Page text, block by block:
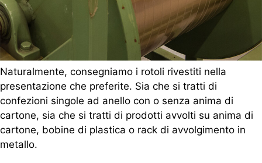
Naturalmente, consegniamo i rotoli rivestiti nella
presentazione che preferite. Sia che si tratti di
confezioni singole ad anello con o senza anima di
cartone, sia che si tratti di prodotti avvolti su anima di
cartone, bobine di plastica o rack di avvolgimento in
metallo.